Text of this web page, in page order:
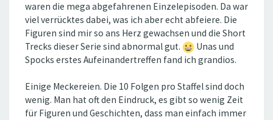
waren die mega abgefahrenen Einzelepisoden. Da war
viel verrücktes dabei, was ich aber echt abfeiere. Die
Figuren sind mir so ans Herz gewachsen und die Short
Trecks dieser Serie sind abnormal gut.
Unas und
Spocks erstes Aufeinandertreffen fand ich grandios.
Einige Meckereien. Die 10 Folgen pro Staffel sind doch
wenig. Man hat oft den Eindruck, es gibt so wenig Zeit
für Figuren und Geschichten, dass man einfach immer